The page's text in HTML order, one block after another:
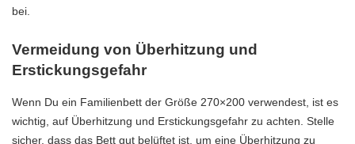
bei.
Vermeidung von Überhitzung und
Erstickungsgefahr
Wenn Du ein Familienbett der Größe 270×200 verwendest, ist es
wichtig, auf Überhitzung und Erstickungsgefahr zu achten. Stelle
sicher, dass das Bett gut belüftet ist, um eine Überhitzung zu